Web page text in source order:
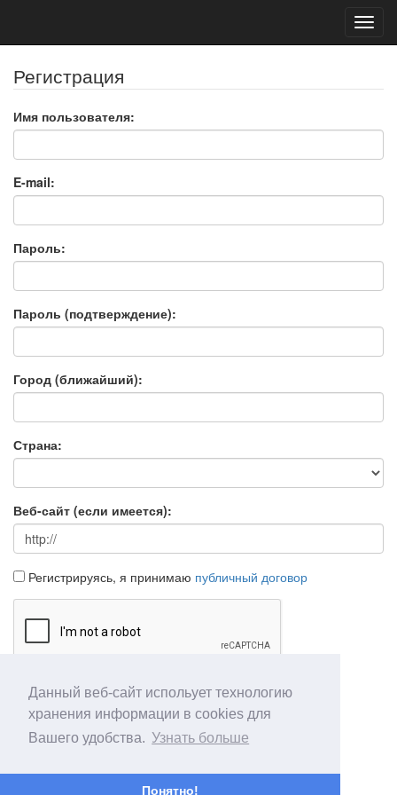
Данный веб-сайт испольует технологию
хранения информации в cookies для
Вашего удобства. Узнать больше
Понятно!
Регистрация
Имя пользователя:
E-mail:
Пароль:
Пароль (подтверждение):
Город (ближайший):
Страна:
Веб-сайт (если имеется):
Регистрируясь, я принимаю публичный договор
Продолжить Отмена